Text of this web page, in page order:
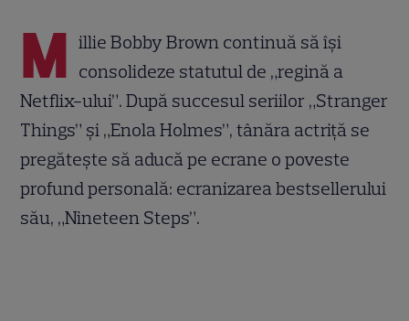
M illie Bobby Brown continuă să își
consolideze statutul de „regină a
Netflix-ului”. După succesul seriilor „Stranger
Things” și „Enola Holmes”, tânăra actriță se
pregătește să aducă pe ecrane o poveste
profund personală: ecranizarea bestsellerului
său, „Nineteen Steps”.